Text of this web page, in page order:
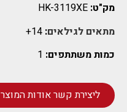
מק"ט:
מתאים לגילאים:
כמות משתתפים:
ליצירת קשר אודות המוצר